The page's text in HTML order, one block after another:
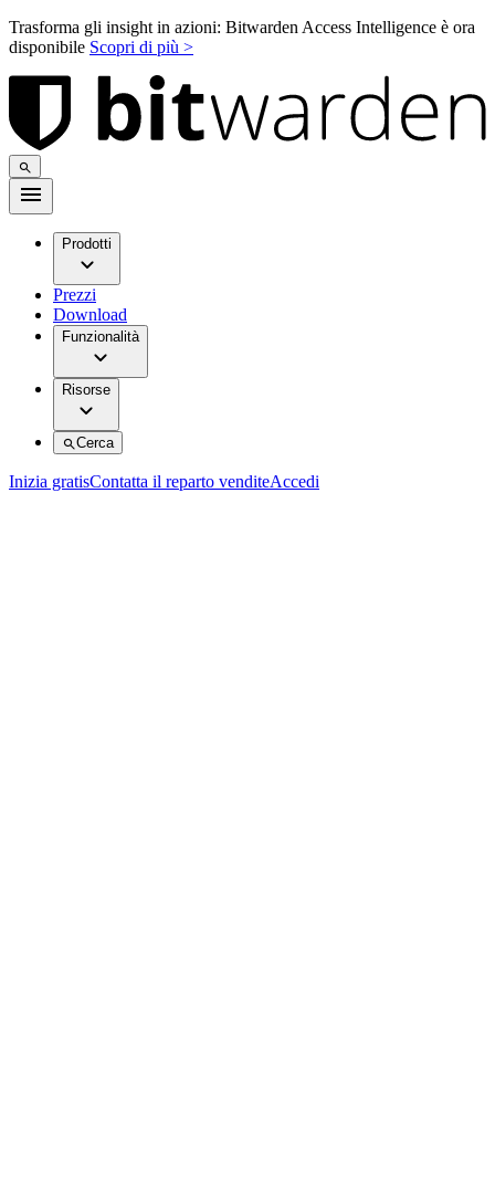
Trasforma gli insight in azioni: Bitwarden Access Intelligence è ora
disponibile Scopri di più >
Prodotti
Prezzi
Download
Funzionalità
Risorse
Cerca
Inizia gratisContatta il reparto venditeAccedi